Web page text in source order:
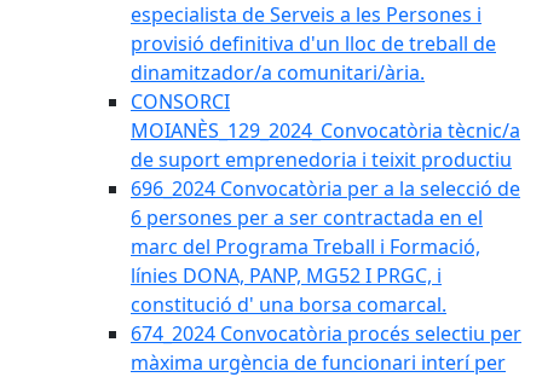
especialista de Serveis a les Persones i
provisió definitiva d'un lloc de treball de
dinamitzador/a comunitari/ària.
CONSORCI
MOIANÈS_129_2024_Convocatòria tècnic/a
de suport emprenedoria i teixit productiu
696_2024 Convocatòria per a la selecció de
6 persones per a ser contractada en el
marc del Programa Treball i Formació,
línies DONA, PANP, MG52 I PRGC, i
constitució d' una borsa comarcal.
674_2024 Convocatòria procés selectiu per
màxima urgència de funcionari interí per